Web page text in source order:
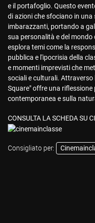
e il portafoglio. Questo
di azioni che sfociano in
imbarazzanti, portando a
sua personalità e del mondo
esplora temi come la
pubblica e l'ipocrisia della
e momenti imprevisti che
sociali e culturali. Attraverso
Square" offre una
contemporanea e sulla
CONSULTA LA SCHEDA SU
Consigliato per: